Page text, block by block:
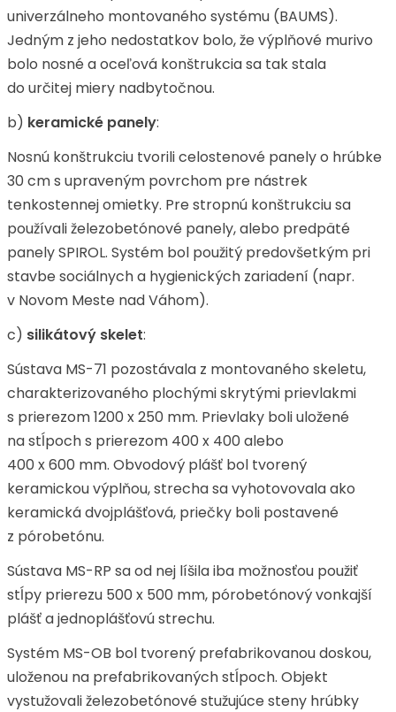
univerzálneho montovaného systému (BAUMS).
Jedným z jeho nedostatkov bolo, že výplňové murivo
bolo nosné a oceľová konštrukcia sa tak stala
do určitej miery nadbytočnou.
b) keramické panely:
Nosnú konštrukciu tvorili celostenové panely o hrúbke
30 cm s upraveným povrchom pre nástrek
tenkostennej omietky. Pre stropnú konštrukciu sa
používali železobetónové panely, alebo predpäté
panely SPIROL. Systém bol použitý predovšetkým pri
stavbe sociálnych a hygienických zariadení (napr.
v Novom Meste nad Váhom).
c) silikátový skelet:
Sústava MS-71 pozostávala z montovaného skeletu,
charakterizovaného plochými skrytými prievlakmi
s prierezom 1200 x 250 mm. Prievlaky boli uložené
na stĺpoch s prierezom 400 x 400 alebo
400 x 600 mm. Obvodový plášť bol tvorený
keramickou výplňou, strecha sa vyhotovovala ako
keramická dvojplášťová, priečky boli postavené
z pórobetónu.
Sústava MS-RP sa od nej líšila iba možnosťou použiť
stĺpy prierezu 500 x 500 mm, pórobetónový vonkajší
plášť a jednoplášťovú strechu.
Systém MS-OB bol tvorený prefabrikovanou doskou,
uloženou na prefabrikovaných stĺpoch. Objekt
vystužovali železobetónové stužujúce steny hrúbky